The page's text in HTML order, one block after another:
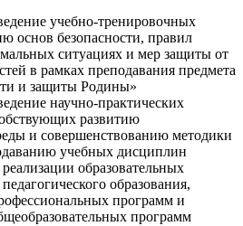
учебно-тренировочных
основ безопасности, правил
ситуациях и мер защиты от
в рамках преподавания предмета
и защиты Родины»
научно-практических
развитию
и совершенствованию методики
учебных дисциплин
образовательных
образования,
программ и
программ